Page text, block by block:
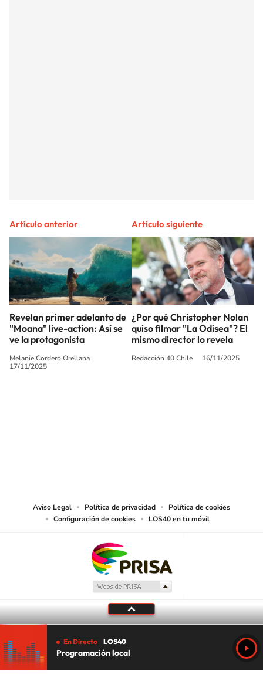
Artículo anterior
Revelan primer adelanto de
"Moana" live-action: Así se
ve la protagonista
Melanie Cordero Orellana
17/11/2025
Artículo siguiente
¿Por qué Christopher Nolan
quiso filmar "La Odisea"? El
mismo director lo revela
Redacción 40 Chile 16/11/2025
Aviso Legal Política de privacidad
Política de cookies
Configuración de cookies
LOS40 en tu móvil
En Directo LOS40
Programación local